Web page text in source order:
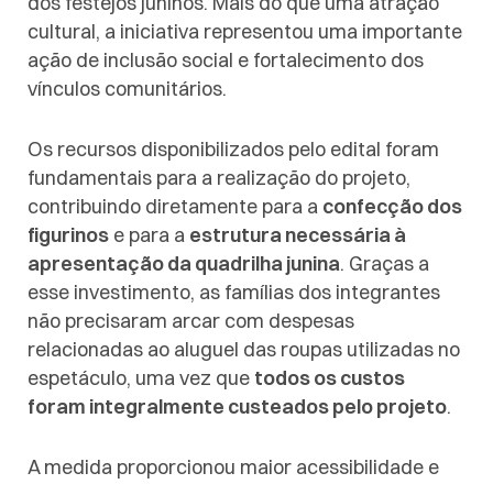
cultural, a iniciativa representou uma importante
ação de inclusão social e fortalecimento dos
vínculos comunitários.
Os recursos disponibilizados pelo edital foram
fundamentais para a realização do projeto,
contribuindo diretamente para a confecção dos
figurinos e para a estrutura necessária à
apresentação da quadrilha junina. Graças a
esse investimento, as famílias dos integrantes
não precisaram arcar com despesas
relacionadas ao aluguel das roupas utilizadas no
espetáculo, uma vez que todos os custos
foram integralmente custeados pelo projeto.
A medida proporcionou maior acessibilidade e